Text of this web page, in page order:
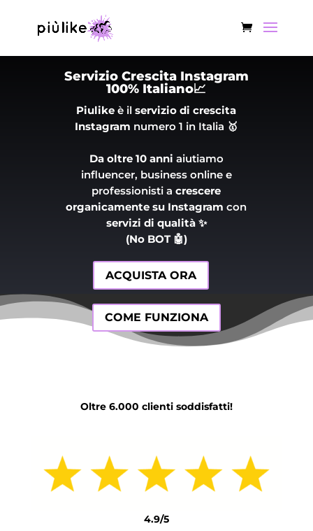
Servizio Crescita Instagram
100% Italiano📈
Piulike è ilservizio di crescita
Instagram numero 1 in Italia 🥇
Da oltre 10 anni aiutiamo
influencer, business online e
professionisti acrescere
organicamente su Instagram con
servizi di qualità ✨
(No BOT 🤖)
ACQUISTA ORA
COME FUNZIONA
Oltre 6.000 clienti soddisfatti!
4.9/5